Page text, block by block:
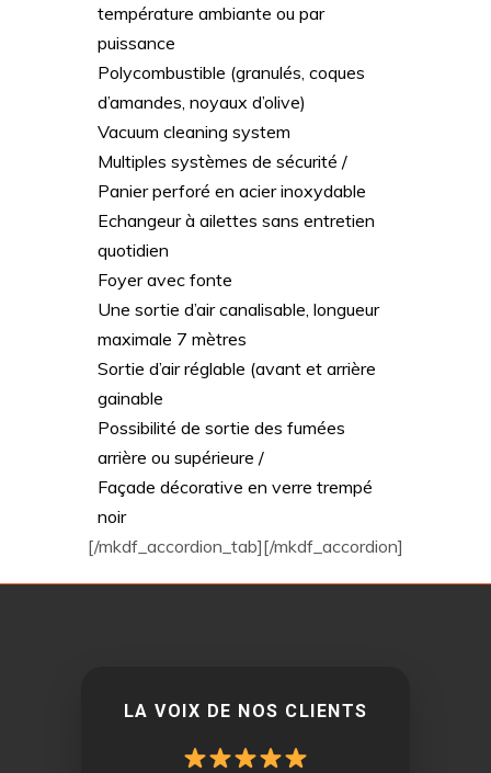
température ambiante ou par
puissance
Polycombustible (granulés, coques
d’amandes, noyaux d’olive)
Vacuum cleaning system
Multiples systèmes de sécurité /
Panier perforé en acier inoxydable
Echangeur à ailettes sans entretien
quotidien
Foyer avec fonte
Une sortie d’air canalisable, longueur
maximale 7 mètres
Sortie d’air réglable (avant et arrière
gainable
Possibilité de sortie des fumées
arrière ou supérieure /
Façade décorative en verre trempé
noir
[/mkdf_accordion_tab][/mkdf_accordion]
LA VOIX DE NOS CLIENTS